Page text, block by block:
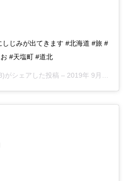
しじみが出てきます #北海道 #旅 #
#天塩町 #道北
がシェアした投稿 – 2019年 9月月24日午前12時21分PDT